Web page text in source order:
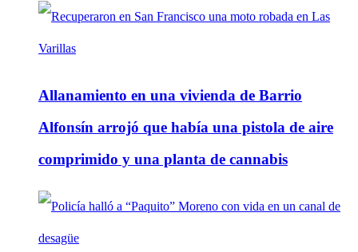
Allanamiento en una vivienda de Barrio
Alfonsín arrojó que había una pistola de aire
comprimido y una planta de cannabis